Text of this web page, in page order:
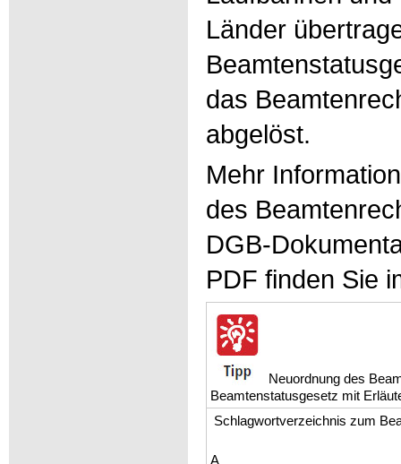
Länder
das
abgelöst.
Mehr
des
DGB-
PDF finden Sie
Neuordnung des
Beamtenstatusgesetz mit
Schlagwortverzeichnis zum
A